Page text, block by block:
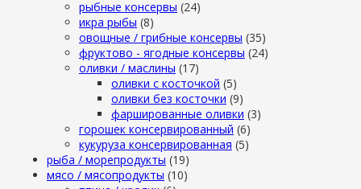
рыбные консервы (24)
икра рыбы (8)
овощные / грибные консервы (35)
фруктово - ягодные консервы (24)
оливки / маслины (17)
оливки с косточкой (5)
оливки без косточки (9)
фаршированные оливки (3)
горошек консервированный (6)
кукуруза консервированная (5)
рыба / морепродукты (19)
мясо / мясопродукты (10)